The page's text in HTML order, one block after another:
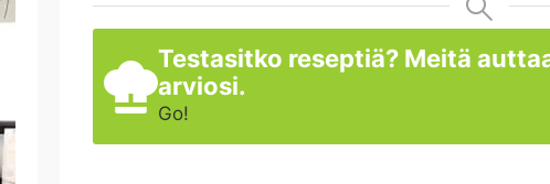
Testasitko reseptiä? Meitä
arviosi.
Go!